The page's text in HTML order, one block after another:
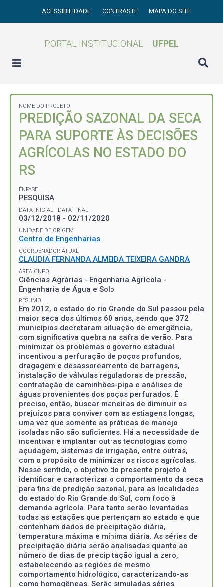
ACESSIBILIDADE CONTRASTE MAPA DO SITE
PORTAL INSTITUCIONAL UFPEL
NOME DO PROJETO
PREDIÇÃO SAZONAL DA SECA
PARA SUPORTE ÀS DECISÕES
AGRÍCOLAS NO ESTADO DO
RS
ÊNFASE
PESQUISA
DATA INICIAL - DATA FINAL
03/12/2018 - 02/11/2020
UNIDADE DE ORIGEM
Centro de Engenharias
COORDENADOR ATUAL
CLAUDIA FERNANDA ALMEIDA TEIXEIRA GANDRA
ÁREA CNPQ
Ciências Agrárias - Engenharia Agrícola -
Engenharia de Água e Solo
RESUMO
Em 2012, o estado do rio Grande do Sul passou pela
maior seca dos últimos 60 anos, sendo que 372
municípios decretaram situação de emergência,
com significativa quebra na safra de verão. Para
minimizar os problemas o governo estadual
incentivou a perfuração de poços profundos,
dragagem e desassoreamento de barragens,
instalação de válvulas reguladoras de pressão,
contratação de caminhões-pipa e análises de
águas provenientes dos poços perfurados. É
preciso, então, buscar maneiras de diminuir os
prejuízos para conviver com as estiagens longas,
uma vez que somente as práticas de manejo
isoladas não são suficientes. Há a necessidade de
incentivar e implantar outras tecnologias como
açudagem, sistemas de irrigação, entre outras,
com o propósito de minimizar os riscos agrícolas.
Nesse sentido, o objetivo do presente projeto é
identificar e caracterizar o comportamento da seca
para fins de predição sazonal, para as localidades
do estado do Rio Grande do Sul, com foco à
demanda agrícola. Para tanto serão levantadas
todas as estações que pertençam ao estado e que
contenham dados de precipitação diária,
temperatura máxima e mínima diária. As séries de
precipitação diária serão analisadas quanto ao
número de dias de precipitação igual a zero,
estabelecendo as regiões de mesmo
comportamento hidrológico, caracterizando-as
como homogêneas. Serão simuladas séries